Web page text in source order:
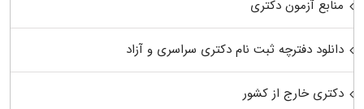
منابع آزمون دکتری
دانلود دفترچه ثبت نام دکتری سراسری و آزاد
دکتری خارج از کشور